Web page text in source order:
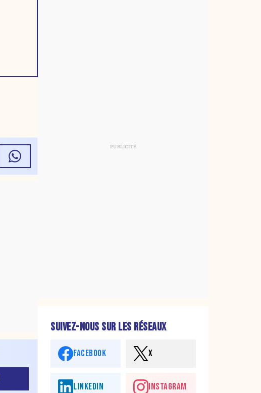
SUIVEZ-NOUS SUR LES RÉSEAUX
FACEBOOK X
LINKEDIN INSTAGRAM